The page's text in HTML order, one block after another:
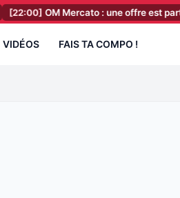
OM Mercato : une offre est partie pour
VIDÉOS FAIS TA COMPO !